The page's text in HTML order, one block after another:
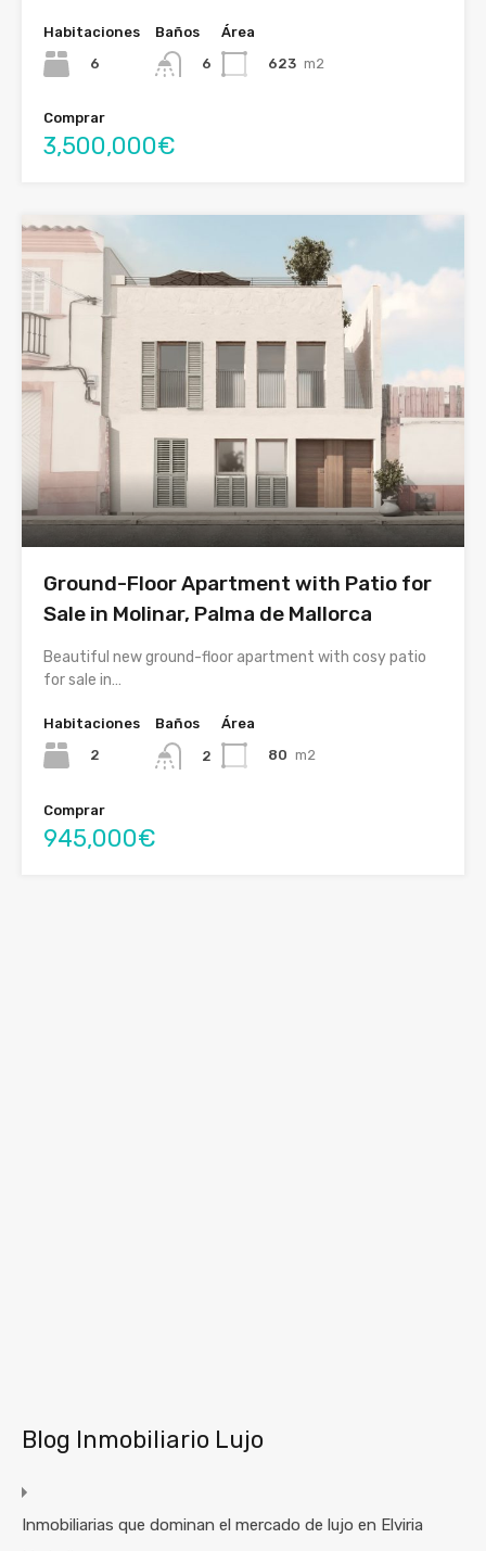
Habitaciones
6
Baños
6
Área
623 m2
Comprar
3,500,000€
Ground-Floor Apartment with Patio for
Sale in Molinar, Palma de Mallorca
Beautiful new ground-floor apartment with cosy patio
for sale in…
Habitaciones
2
Baños
2
Área
80 m2
Comprar
945,000€
Blog Inmobiliario Lujo
Inmobiliarias que dominan el mercado de lujo en Elviria